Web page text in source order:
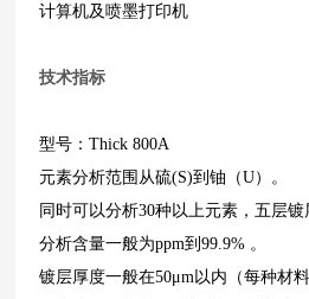
计算机及喷墨打印机
技术指标
型号：Thick 800A
元素分析范围从硫(S)到铀（U）。
同时可以分析30种以上元素，五层镀
分析含量一般为ppm到99.9% 。
镀层厚度一般在50μm以内（每种材料